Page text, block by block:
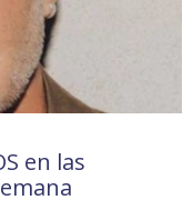
en las